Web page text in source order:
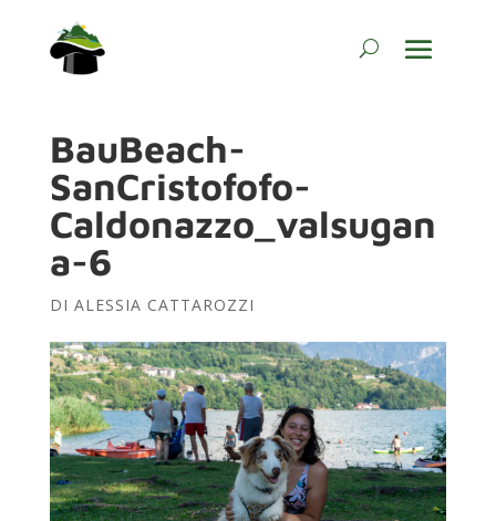
BauBeach-
SanCristofofo-
Caldonazzo_valsugan
a-6
DI ALESSIA CATTAROZZI